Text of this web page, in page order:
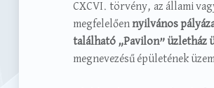
CXCVI. törvény, az állami
megfelelőennyilvános
található „Pavilon” üzletház
megnevezésű épületének